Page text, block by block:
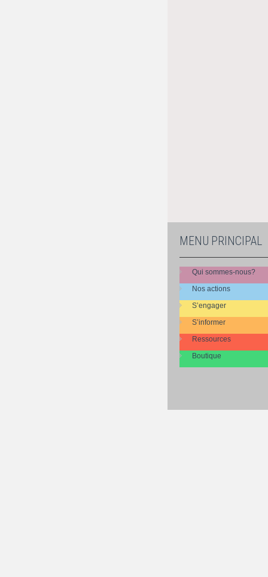
MENU PRINCIPAL
Qui sommes-nous?
Nos actions
S’engager
S’informer
Ressources
Boutique